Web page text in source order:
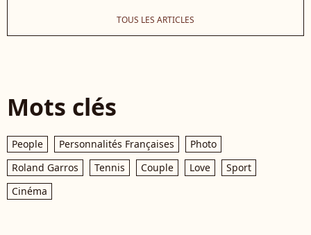
TOUS LES ARTICLES
Mots clés
People Personnalités Françaises
Photo
Roland Garros
Tennis Couple Love
Sport
Cinéma